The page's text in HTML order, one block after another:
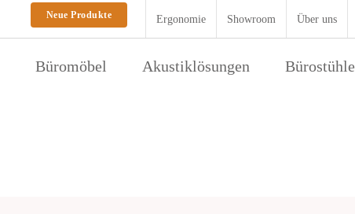
Neue Produkte Ergonomie Showroom Über uns
Büromöbel Akustiklösungen Bürostühle